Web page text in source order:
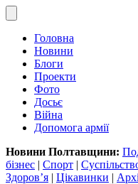
Головна
Новини
Блоги
Проекти
Фото
Досьє
Війна
Допомога армії
Новини Полтавщини:
бізнес | Спорт |
Здоров’я | Цікавинки |